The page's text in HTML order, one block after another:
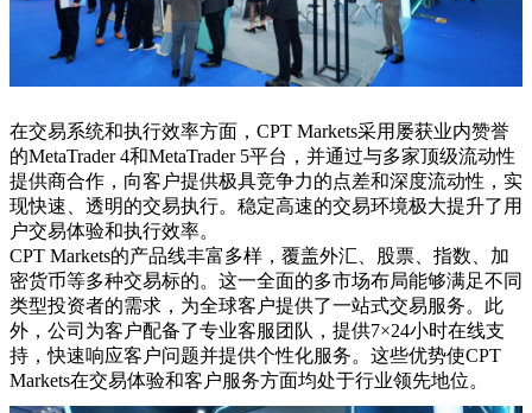
在交易系统和执行效率方面，CPT Markets采用屡获业内赞誉
的MetaTrader 4和MetaTrader 5平台，并通过与多家顶级流动性
提供商合作，向客户提供极具竞争力的点差和深度流动性，实
现快速、透明的交易执行。稳定高速的交易环境极大提升了用
户交易体验和执行效率。
CPT Markets的产品线丰富多样，覆盖外汇、股票、指数、加
密货币等多种交易标的。这一全面的多市场布局能够满足不同
类型投资者的需求，为全球客户提供了一站式交易服务。此
外，公司为客户配备了专业客服团队，提供7×24小时在线支
持，快速响应客户问题并提供个性化服务。这些优势使CPT
Markets在交易体验和客户服务方面均处于行业领先地位。